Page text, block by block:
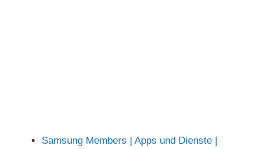
Samsung Members | Apps und Dienste |